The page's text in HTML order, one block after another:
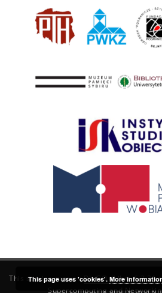
This service runs onDInGO dLibra 6.3.21
Supercomputing and
This page uses 'cookies'. More